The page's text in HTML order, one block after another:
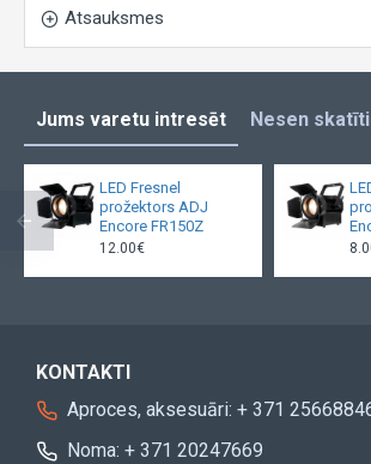
Atsauksmes
Jums varetu intresēt Nesen
LED Fresnel
prožektors ADJ
Encore FR150Z
12.00€
KONTAKTI
Aproces, aksesuāri: + 371
Noma: + 371 20247669